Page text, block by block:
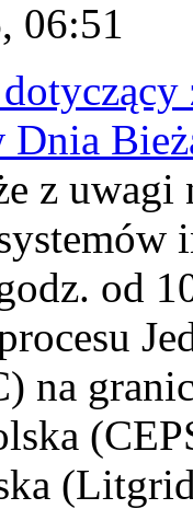
06:51
Dnia
z uwagi
od
na